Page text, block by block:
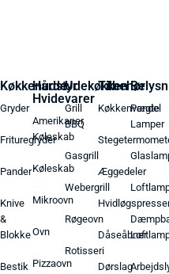
Køkkenudstyr
Gryder
Frituregryder
Pander
Knive
&
Blokke
Bestik
Hårde
Hvidevarer
Amerikaner
Køleskab
Køleskab
Mikroovn
Ovn
Pizzaovn
Udekøkken
Grill
BBQ
Gasgrill
Webergrill
Røgeovn
Rotisseri
Tilbehør
Køkkenvægte
Æggedeler
Dåseåbner
Dørslag
Pendel
Lamper